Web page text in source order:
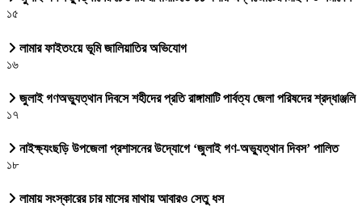
১৫
লামার ফাইতংয়ে ভূমি জালিয়াতির অভিযোগ
১৬
জুলাই গণঅভ্যুত্থান দিবসে শহীদের প্রতি রাঙ্গামাটি পার্বত্য জেলা পরিষদের শ্রদ্ধাঞ্জলি
১৭
নাইক্ষ্যংছড়ি উপজেলা প্রশাসনের উদ্যোগে ‘জুলাই গণ-অভ্যুত্থান দিবস’ পালিত
১৮
লামায় সংস্কারের চার মাসের মাথায় আবারও সেতু ধস